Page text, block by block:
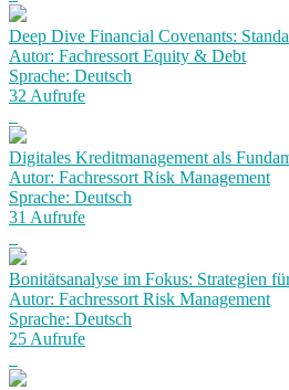
Deep Dive Financial Covenants:
Autor: Fachressort Equity & Debt
Sprache: Deutsch
32 Aufrufe
Digitales Kreditmanagement als
Autor: Fachressort Risk Management
Sprache: Deutsch
31 Aufrufe
Bonitätsanalyse im Fokus: Strategien
Autor: Fachressort Risk Management
Sprache: Deutsch
25 Aufrufe